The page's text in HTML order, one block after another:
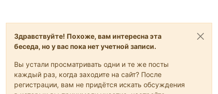
Здравствуйте! Похоже, вам интересна эта
беседа, но у вас пока нет учетной записи.
Вы устали просматривать одни и те же посты
каждый раз, когда заходите на сайт? После
регистрации, вам не придётся искать обсуждения